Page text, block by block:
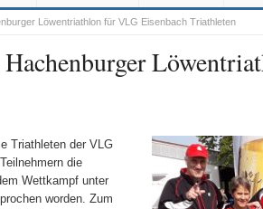
Löwentriathlon für VLG Eisenbach Triathleten
Triathleten der VLG
die
Wettkampf unter
worden. Zum